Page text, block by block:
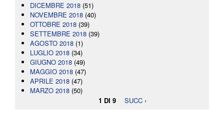
DICEMBRE 2018 (51)
NOVEMBRE 2018 (40)
OTTOBRE 2018 (39)
SETTEMBRE 2018 (39)
AGOSTO 2018 (1)
LUGLIO 2018 (34)
GIUGNO 2018 (49)
MAGGIO 2018 (47)
APRILE 2018 (47)
MARZO 2018 (50)
1 DI 9
SUCC ›